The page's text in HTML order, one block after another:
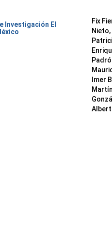
Investigación El
Fix
Imer